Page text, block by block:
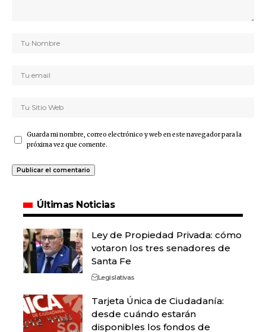
Guarda mi nombre, correo electrónico y web en este navegador para la
próxima vez que comente.
Últimas Noticias
Ley de Propiedad Privada: cómo
votaron los tres senadores de
Santa Fe
Legislativas
Tarjeta Única de Ciudadanía:
desde cuándo estarán
disponibles los fondos de